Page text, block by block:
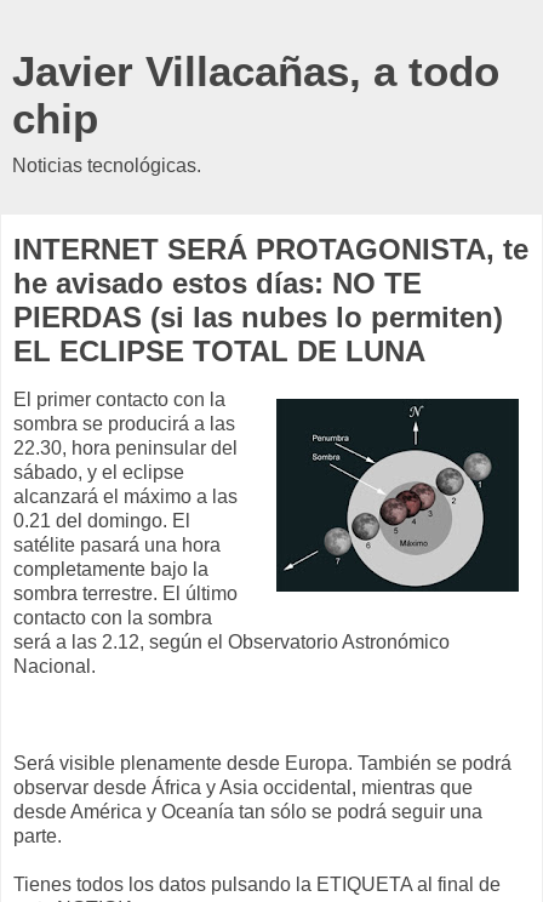
Javier Villacañas, a todo
chip
Noticias tecnológicas.
INTERNET SERÁ PROTAGONISTA, te
he avisado estos días: NO TE
PIERDAS (si las nubes lo permiten)
EL ECLIPSE TOTAL DE LUNA
El primer contacto con la
sombra se producirá a las
22.30, hora peninsular del
sábado, y el eclipse
alcanzará el máximo a las
0.21 del domingo. El
satélite pasará una hora
completamente bajo la
sombra terrestre. El último
contacto con la sombra
será a las 2.12, según el Observatorio Astronómico
Nacional.
Será visible plenamente desde Europa. También se podrá
observar desde África y Asia occidental, mientras que
desde América y Oceanía tan sólo se podrá seguir una
parte.
Tienes todos los datos pulsando la ETIQUETA al final de